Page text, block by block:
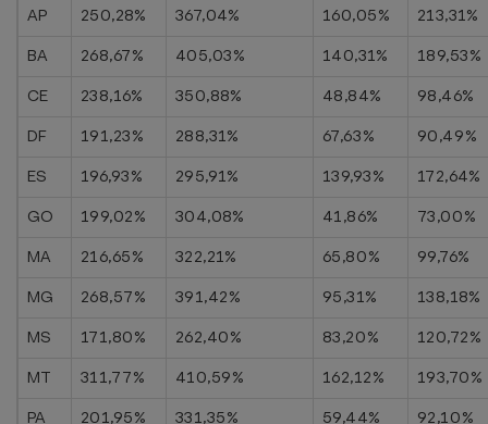
AP
250,28% 367,04% 160,05%
213,31%
BA
268,67% 405,03% 140,31%
189,53%
CE
238,16% 350,88% 48,84%
98,46%
DF
191,23% 288,31% 67,63%
90,49%
ES
196,93% 295,91% 139,93%
172,64%
GO
199,02% 304,08% 41,86%
73,00%
MA
216,65% 322,21% 65,80%
99,76%
MG
268,57% 391,42% 95,31%
138,18%
MS
171,80% 262,40% 83,20%
120,72%
MT
311,77% 410,59% 162,12%
193,70%
PA
201,95% 331,35% 59,44% 92,10%